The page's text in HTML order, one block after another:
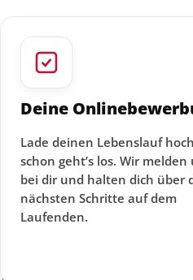
Deine
Lade deinen Lebenslauf
schon geht’s los. Wir melden
bei dir und halten dich über
nächsten Schritte auf dem
Laufenden.